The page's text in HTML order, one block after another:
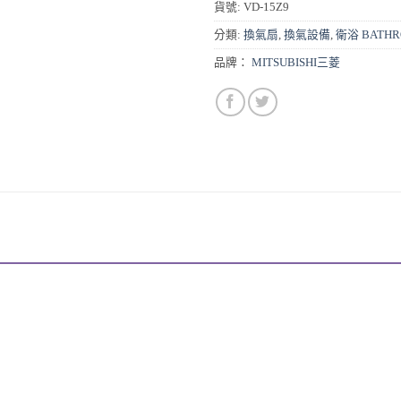
貨號: VD-15Z9
分類: 換氣扇 換氣設備 衛浴
品牌： MITSUBISHI三菱